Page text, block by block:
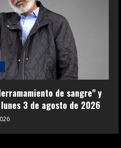
de sangre" y
3 de agosto de 2026